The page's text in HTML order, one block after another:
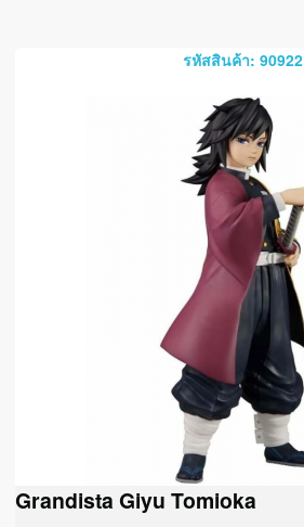
รหัสสินค้า: 90922
Grandista Giyu Tomioka